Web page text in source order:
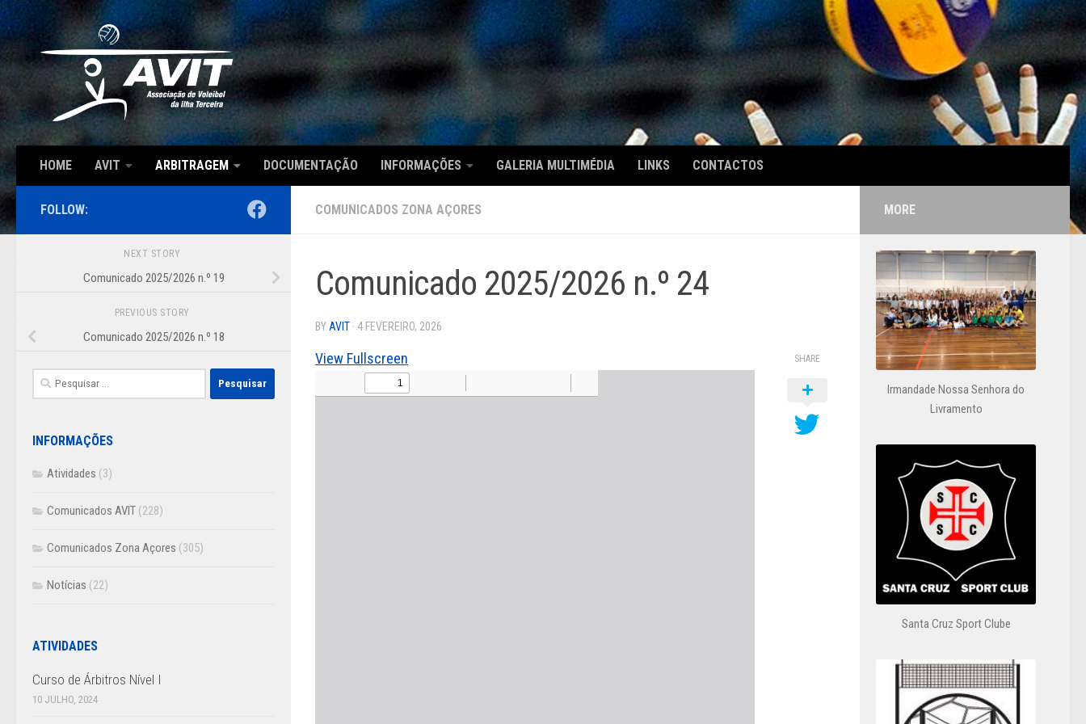
Skip to content
HOME AVIT ARBITRAGEM DOCUMENTAÇÃO INFORMAÇÕES GALERIA MULTIMÉDIA LINKS CONTACTOS
COMUNICADOS ZONA AÇORES
Comunicado 2025/2026 n.º 24
BY AVIT · 4 FEVEREIRO, 2026
View Fullscreen SHARE
FOLLOW:
NEXT STORY
Comunicado 2025/2026 n.º 19
PREVIOUS STORY
Comunicado 2025/2026 n.º 18
Pesquisar
por:
INFORMAÇÕES
Atividades (3)
Comunicados AVIT (228)
Comunicados Zona Açores (305)
Notícias (22)
ATIVIDADES
Curso de Árbitros Nível I
10 JULHO, 2024
MORE
Irmandade Nossa Senhora do
Livramento
Santa Cruz Sport Clube